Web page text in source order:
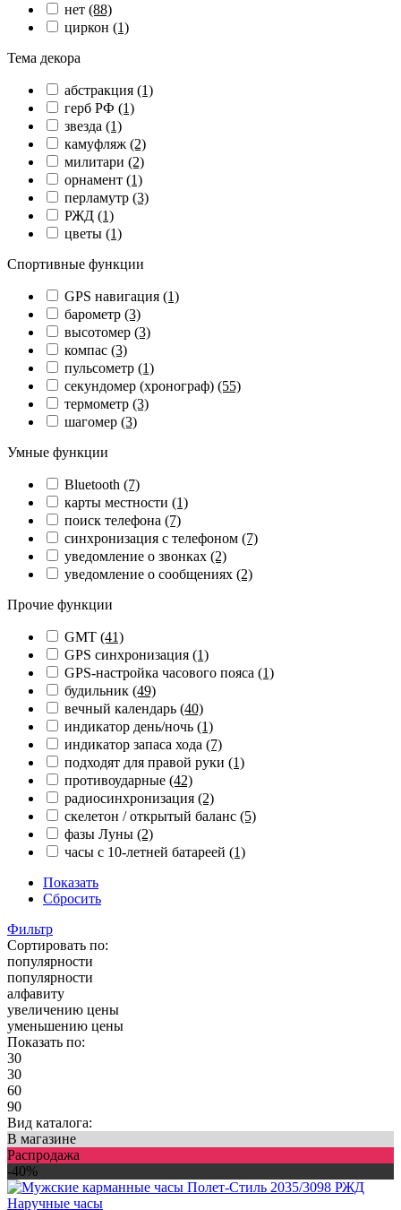
нет (88)
циркон (1)
Тема декора
абстракция (1)
герб РФ (1)
звезда (1)
камуфляж (2)
милитари (2)
орнамент (1)
перламутр (3)
РЖД (1)
цветы (1)
Спортивные функции
GPS навигация (1)
барометр (3)
высотомер (3)
компас (3)
пульсометр (1)
секундомер (хронограф) (55)
термометр (3)
шагомер (3)
Умные функции
Bluetooth (7)
карты местности (1)
поиск телефона (7)
синхронизация с телефоном (7)
уведомление о звонках (2)
уведомление о сообщениях (2)
Прочие функции
GMT (41)
GPS синхронизация (1)
GPS-настройка часового пояса (1)
будильник (49)
вечный календарь (40)
индикатор день/ночь (1)
индикатор запаса хода (7)
подходят для правой руки (1)
противоударные (42)
радиосинхронизация (2)
скелетон / открытый баланс (5)
фазы Луны (2)
часы с 10-летней батареей (1)
Показать
Сбросить
Фильтр
Сортировать по:
популярности
популярности
алфавиту
увеличению цены
уменьшению цены
Показать по:
30
30
60
90
Вид каталога:
В магазине
Распродажа
-40%